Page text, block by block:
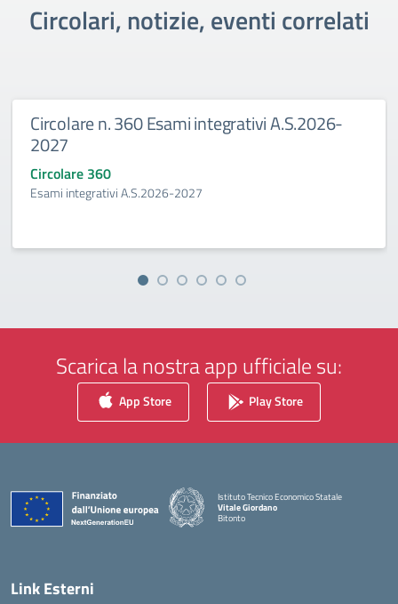
Circolari, notizie, eventi correlati
n. 360 Esami integrativi A.S.2026-
360
integrativi A.S.2026-2027
Scarica la nostra app ufficiale su:
App Store Play Store
Istituto Tecnico Economico Statale
Vitale Giordano
Bitonto
Link Esterni